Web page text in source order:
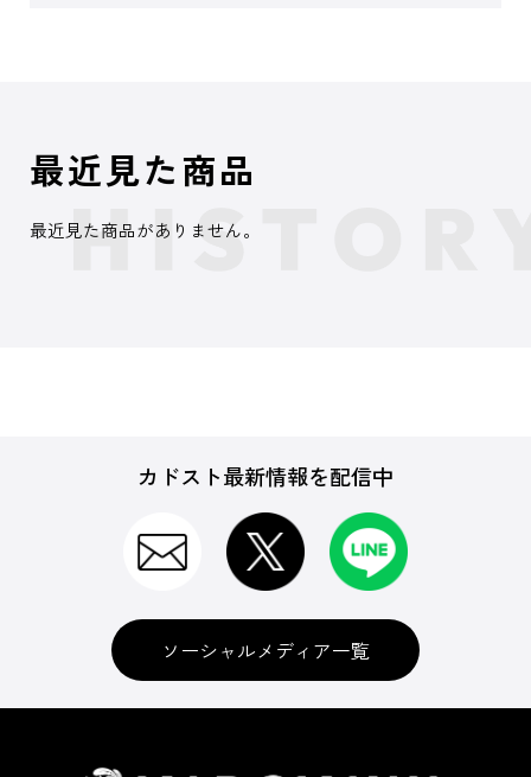
最近見た商品
最近見た商品がありません。
カドスト最新情報を配信中
ソーシャルメディア一覧